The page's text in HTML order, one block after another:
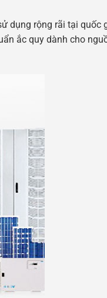
dụng rộng rãi tại quốc
ắc quy dành cho